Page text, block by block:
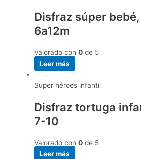
Disfraz súper
6a12m
Valorado con 0 de 5
Leer más
Super héroes infantil
Disfraz tortuga
7-10
Valorado con 0 de 5
Leer más